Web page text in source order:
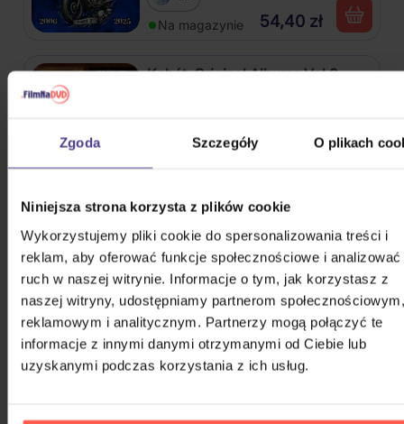
Zgoda Szczegóły O plikach
Niniejsza strona korzysta z plików cookie
Wykorzystujemy pliki cookie do spersonalizowania treści i
reklam, aby oferować funkcje społecznościowe i analizować
ruch w naszej witrynie. Informacje o tym, jak korzystasz z
naszej witryny, udostępniamy partnerom społecznościowym,
reklamowym i analitycznym. Partnerzy mogą połączyć te
informacje z innymi danymi otrzymanymi od Ciebie lub
uzyskanymi podczas korzystania z ich usług.
Na magazynie 54,40 zł
Kabát: Original Albums Vol.3
Mišík Vladimír: Vteřiny, měsíce a
roky
CD
Na magazynie 72,50 zł
Linkin Park: From Zero (Coloured
Blue Vinyl)